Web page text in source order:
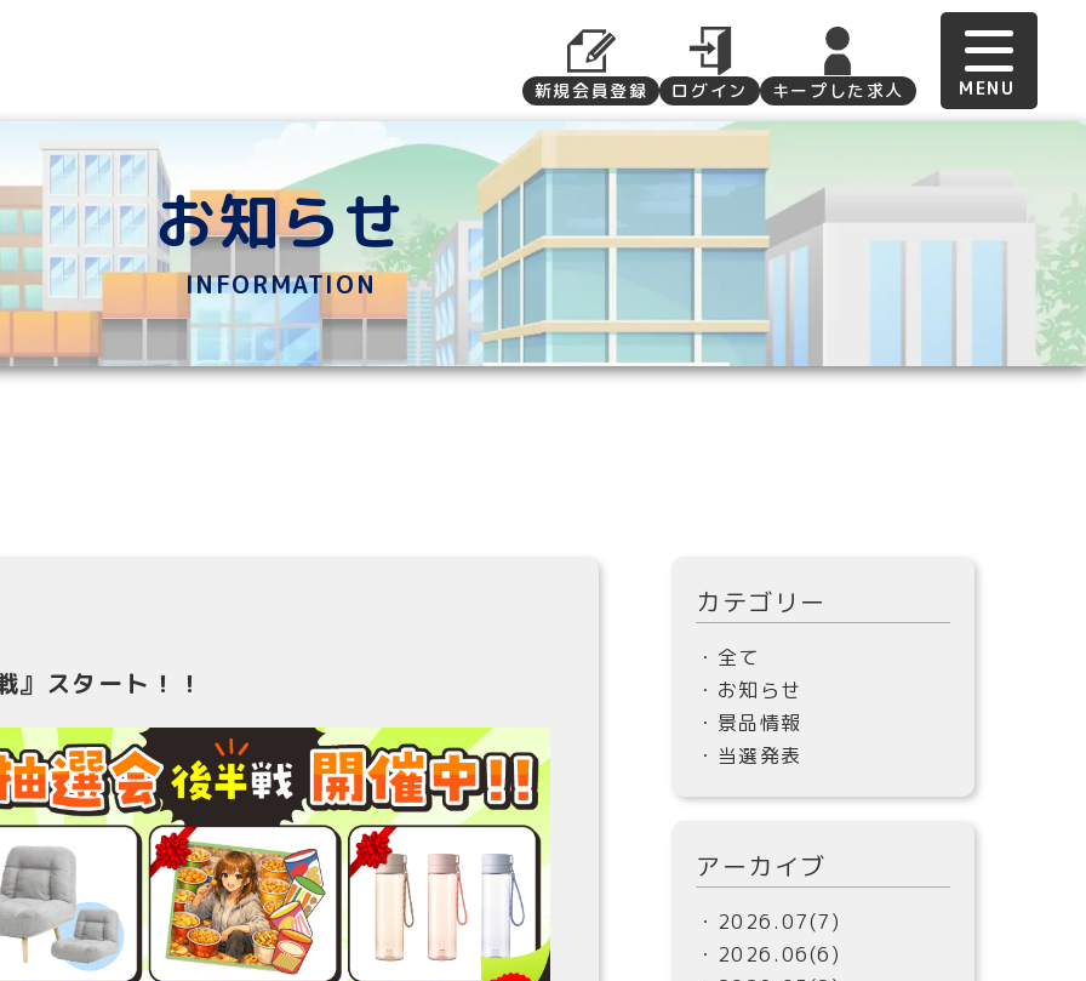
新規会員登録 ログイン キープした求人
お知らせ
INFORMATION
スタート！！
カテゴリー
・全て
・お知らせ
・景品情報
・当選発表
アーカイブ
・2026.07(7)
・2026.06(6)